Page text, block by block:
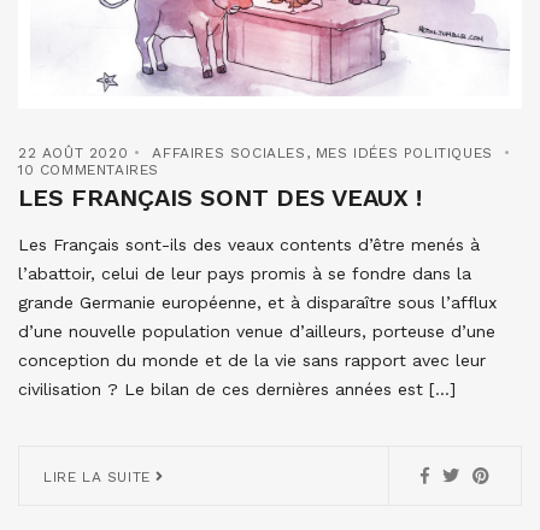
22 AOÛT 2020 AFFAIRES SOCIALES , MES IDÉES POLITIQUES
10 COMMENTAIRES
LES FRANÇAIS SONT DES VEAUX !
Les Français sont-ils des veaux contents d’être menés à
l’abattoir, celui de leur pays promis à se fondre dans la
grande Germanie européenne, et à disparaître sous l’afflux
d’une nouvelle population venue d’ailleurs, porteuse d’une
conception du monde et de la vie sans rapport avec leur
civilisation ? Le bilan de ces dernières années est […]
LIRE LA SUITE